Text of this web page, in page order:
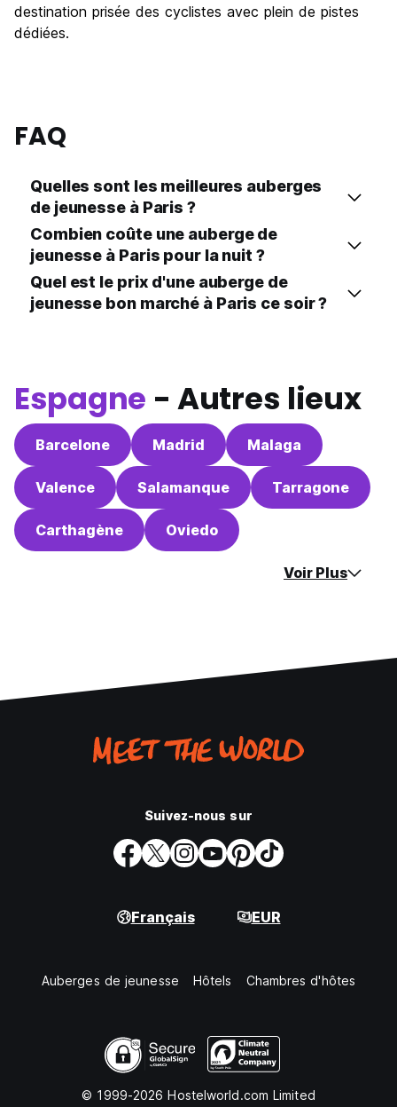
destination prisée des cyclistes avec plein de pistes
dédiées.
FAQ
Quelles sont les meilleures auberges
de jeunesse à Paris ?
Combien coûte une auberge de
jeunesse à Paris pour la nuit ?
Quel est le prix d'une auberge de
jeunesse bon marché à Paris ce soir ?
Espagne - Autres lieux
Barcelone Madrid Malaga
Valence Salamanque Tarragone
Carthagène Oviedo
Voir Plus
Suivez-nous sur
Français EUR
Auberges de jeunesse Hôtels Chambres d'hôtes
© 1999-2026 Hostelworld.com Limited